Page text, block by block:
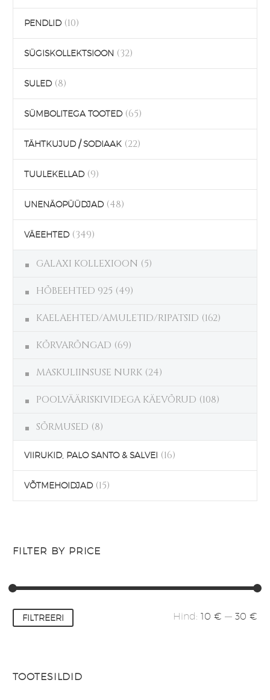
PENDLID (10)
SÜGISKOLLEKTSIOON (32)
SULED (8)
SÜMBOLITEGA TOOTED (65)
TÄHTKUJUD / SODIAAK (22)
TUULEKELLAD (9)
UNENÄOPÜÜDJAD (48)
VÄEEHTED (349)
GALAXI KOLLEXIOON (5)
HÕBEEHTED 925 (49)
KAELAEHTED/AMULETID/RIPATSID (162)
KÕRVARÕNGAD (69)
MASKULIINSUSE NURK (24)
POOLVÄÄRISKIVIDEGA KÄEVÕRUD (108)
SÕRMUSED (8)
VIIRUKID, PALO SANTO & SALVEI (16)
VÕTMEHOIDJAD (15)
FILTER BY PRICE
Minimaalne
hind
Maksimaalne
hind
FILTREERI Hind: 10 € — 30 €
TOOTESILDID